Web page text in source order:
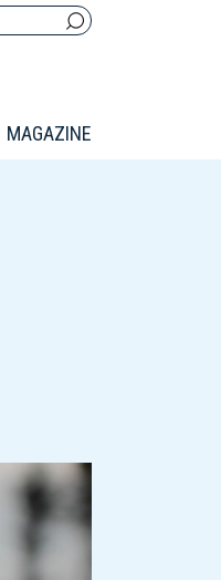
MAGAZINE